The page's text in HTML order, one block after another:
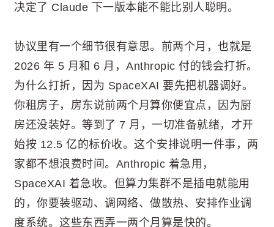
决定了 Claude 下一版本能不能比别人聪明。
协议里有一个细节很有意思。前两个月，也就是
2026 年 5 月和 6 月，Anthropic 付的钱会打折。
为什么打折，因为 SpaceXAI 要先把机器调好。
你租房子，房东说前两个月算你便宜点，因为厨
房还没装好。等到了 7 月，一切准备就绪，才开
始按 12.5 亿的标价收。这个安排说明一件事，两
家都不想浪费时间。Anthropic 着急用，
SpaceXAI 着急收。但算力集群不是插电就能用
的，你要装驱动、调网络、做散热、安排作业调
度系统。这些东西弄一两个月算是快的。